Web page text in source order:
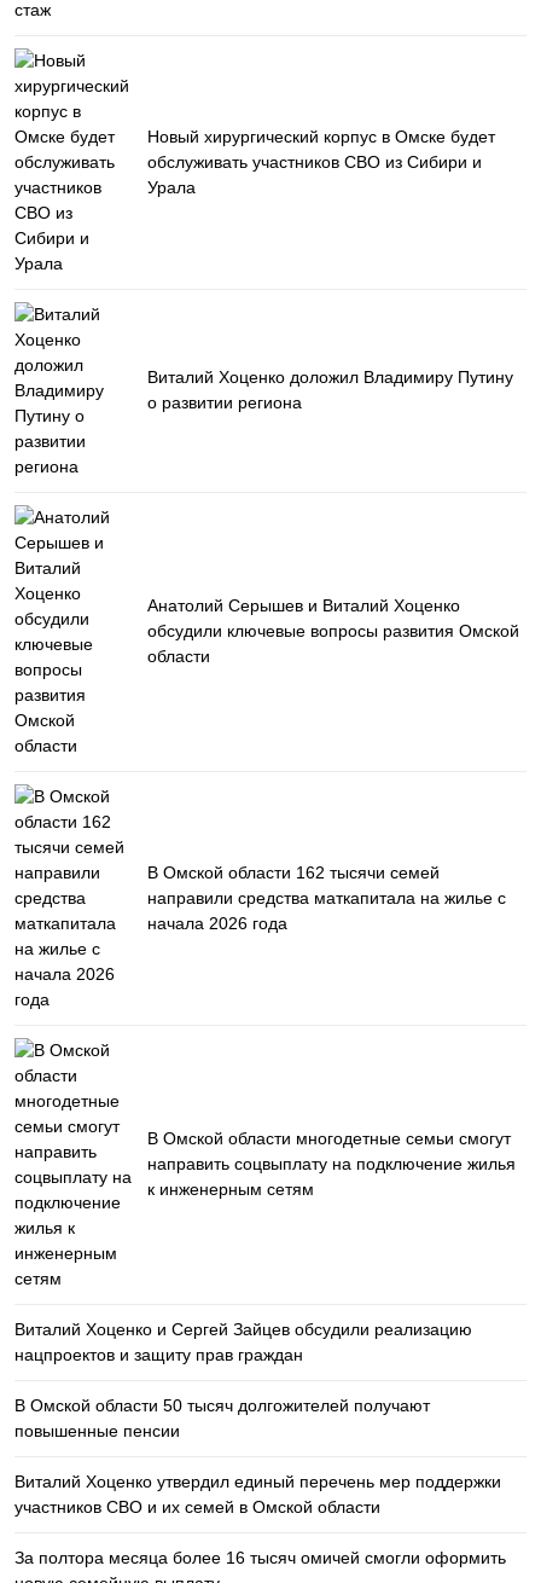
Новый хирургический корпус в Омске будет
обслуживать участников СВО из Сибири и
Урала
Виталий Хоценко доложил Владимиру Путину
о развитии региона
Анатолий Серышев и Виталий Хоценко
обсудили ключевые вопросы развития Омской
области
В Омской области 162 тысячи семей
направили средства маткапитала на жилье с
начала 2026 года
В Омской области многодетные семьи смогут
направить соцвыплату на подключение жилья
к инженерным сетям
Виталий Хоценко и Сергей Зайцев обсудили реализацию
нацпроектов и защиту прав граждан
В Омской области 50 тысяч долгожителей получают
повышенные пенсии
Виталий Хоценко утвердил единый перечень мер поддержки
участников СВО и их семей в Омской области
За полтора месяца более 16 тысяч омичей смогли оформить